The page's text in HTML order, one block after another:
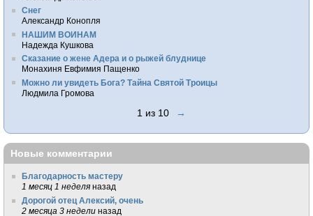
Снег
Александр Конопля
НАШИМ ВОИНАМ
Надежда Кушкова
Сказание о жене Адера и о рыжей блуднице
Монахиня Евфимия Пащенко
Можно ли увидеть Бога? Тайна Святой Троицы
Людмила Громова
1 из 10 →
Новые комментарии
Благодарность мастеру
1 месяц 1 неделя назад
Дорогой отец Алексий, очень
2 месяца 3 недели назад